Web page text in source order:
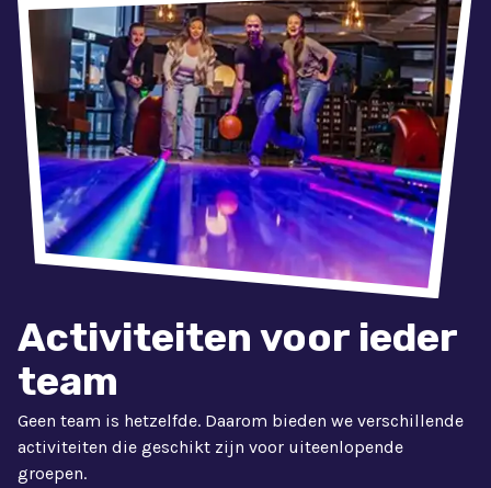
Activiteiten voor ieder
team
Geen team is hetzelfde. Daarom bieden we verschillende
activiteiten die geschikt zijn voor uiteenlopende
groepen.